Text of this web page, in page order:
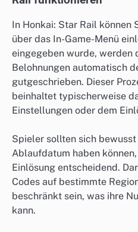
In Honkai: Star Rail können
über das In-Game-Menü
eingegeben wurde, werden
Belohnungen automatisch
gutgeschrieben. Dieser
beinhaltet typischerweise
Einstellungen oder dem
Spieler sollten sich
Ablaufdatum haben
Einlösung entscheidend.
Codes auf bestimmte
beschränkt sein, was ihre
kann.